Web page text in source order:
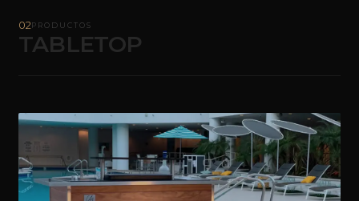
02PRODUCTOS
TABLETOP